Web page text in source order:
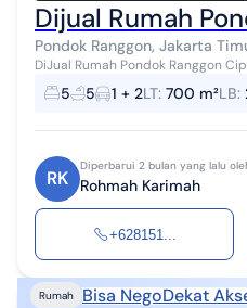
Dijual Rumah
Pondok Ranggon, Jakarta
DiJual Rumah Pondok Ranggon
Cluster Lokasi Strategis LT : 700 m2 LB : 274 m2 Jml. KT : 3 + 2 Jml.
KM : 4 + 1 Air : ...
5 5 1 + 2LT: 700 m²LB:
RK
Diperbarui 2 bulan yang lalu
Rohmah Karimah
+628151...
Rumah Bisa NegoDekat